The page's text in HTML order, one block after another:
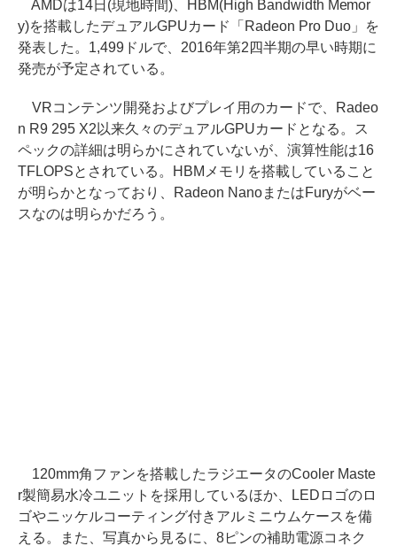
AMDは14日(現地時間)、HBM(High Bandwidth Memor
y)を搭載したデュアルGPUカード「Radeon Pro Duo」を
発表した。1,499ドルで、2016年第2四半期の早い時期に
発売が予定されている。
VRコンテンツ開発およびプレイ用のカードで、Radeo
n R9 295 X2以来久々のデュアルGPUカードとなる。ス
ペックの詳細は明らかにされていないが、演算性能は16
TFLOPSとされている。HBMメモリを搭載していること
が明らかとなっており、Radeon NanoまたはFuryがベー
スなのは明らかだろう。
120mm角ファンを搭載したラジエータのCooler Maste
r製簡易水冷ユニットを採用しているほか、LEDロゴのロ
ゴやニッケルコーティング付きアルミニウムケースを備
える。また、写真から見るに、8ピンの補助電源コネク